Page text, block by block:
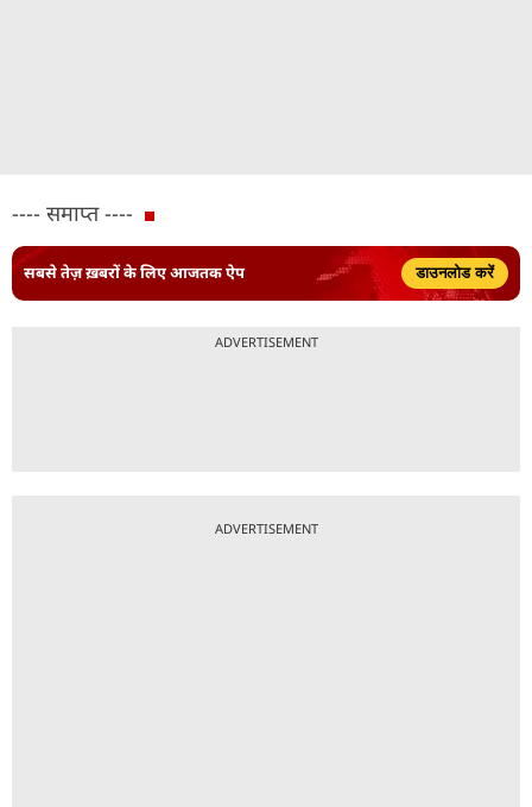
---- समाप्त ----
सबसे तेज़ ख़बरों के लिए आजतक ऐप डाउनलोड करें
ADVERTISEMENT
ADVERTISEMENT